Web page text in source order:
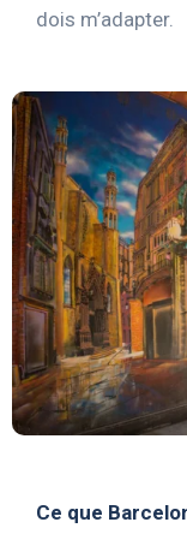
dois m’adapter.
Ce que